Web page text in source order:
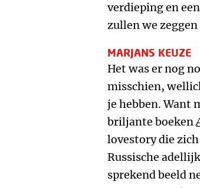
verdieping en
zullen we
MARJANS KEUZE
Het was er nog
misschien,
je hebben. Want
briljante boeken
lovestory die
Russische
sprekend beeld